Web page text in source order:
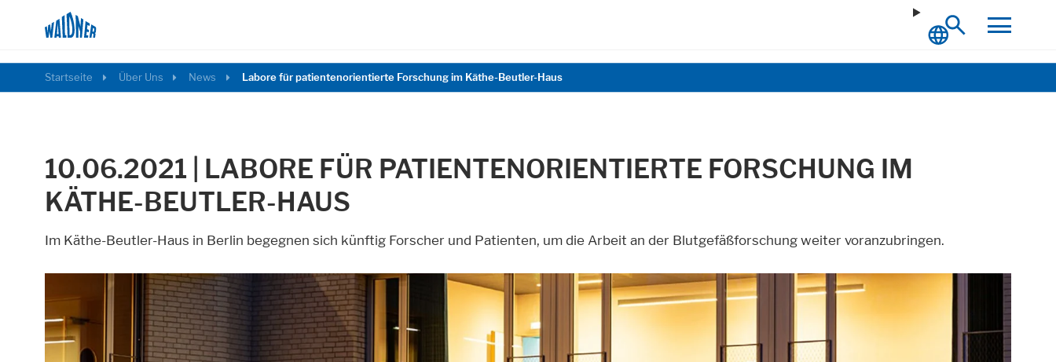
Startseite Über Uns News Labore für patientenorientierte Forschung im Käthe-Beutler-Haus
10.06.2021 | LABORE FÜR PATIENTENORIENTIERTE FORSCHUNG IM
KÄTHE-BEUTLER-HAUS
Im Käthe-Beutler-Haus in Berlin begegnen sich künftig Forscher und Patienten, um die Arbeit an der Blutgefäßforschung weiter voranzubringen.
Notwendig
Diese Cookies ermöglichen grundlegende Funktionen und sind für die einwandfreie Funktion der Website erforderlich.
Cookie Informationen anzeigen